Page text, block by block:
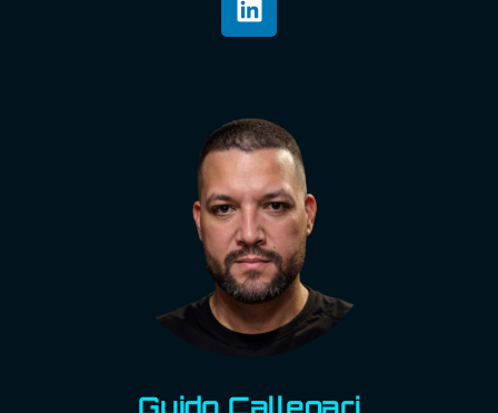
Guido Callegari